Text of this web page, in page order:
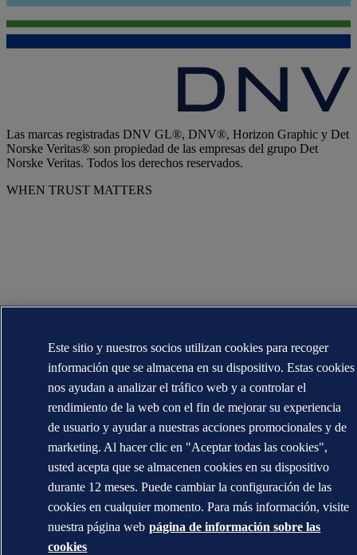
Las marcas registradas DNV GL®, DNV®, Horizon Graphic y Det
Norske Veritas® son propiedad de las empresas del grupo Det
Norske Veritas. Todos los derechos reservados.
WHEN TRUST MATTERS
Este sitio y nuestros socios utilizan cookies para recoger
información que se almacena en su dispositivo. Estas cookies
nos ayudan a analizar el tráfico web y a controlar el
rendimiento de la web con el fin de mejorar su experiencia
de usuario y ayudar a nuestras acciones promocionales y de
marketing. Al hacer clic en "Aceptar todas las cookies",
usted acepta que se almacenen cookies en su dispositivo
durante 12 meses. Puede cambiar la configuración de las
cookies en cualquier momento. Para más información, visite
nuestra página web página de información sobre las
cookies